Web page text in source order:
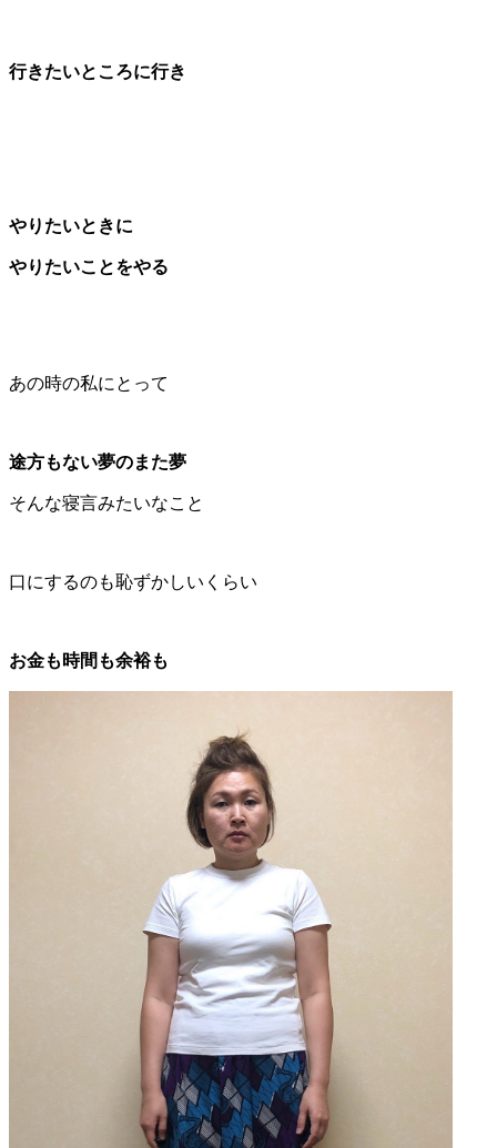
行きたいところに行き
やりたいときに
やりたいことをやる
あの時の私にとって
途方もない夢のまた夢
そんな寝言みたいなこと
口にするのも恥ずかしいくらい
お金も時間も余裕も